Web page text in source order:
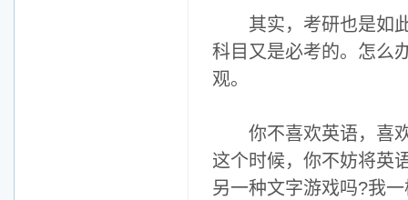
其实，考研也是如此
科目又是必考的。怎么
观。
你不喜欢英语，喜欢
这个时候，你不妨将英
另一种文字游戏吗?我